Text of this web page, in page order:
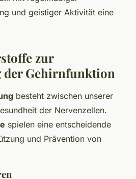
und geistiger Aktivität eine
zur
der Gehirnfunktion
besteht zwischen unserer
der Nervenzellen.
spielen eine entscheidende
und Prävention von